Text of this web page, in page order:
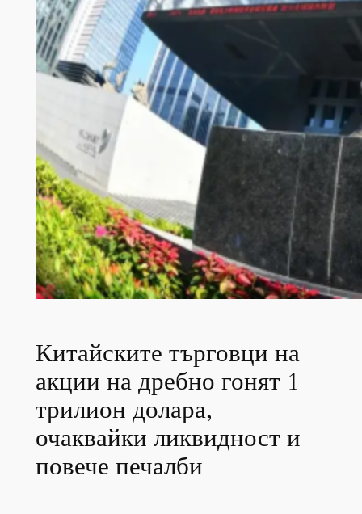
Китайските търговци на
акции на дребно гонят 1
трилион долара,
очаквайки ликвидност и
повече печалби